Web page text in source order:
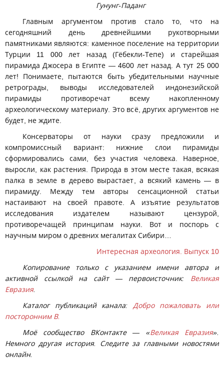
Гунунг-Паданг
Главным аргументом против стало то, что на
сегодняшний день древнейшими рукотворными
памятниками являются: каменное поселение на территории
Турции 11 000 лет назад (Гёбекли-Тепе) и старейшая
пирамида Джосера в Египте — 4600 лет назад. А тут 25 000
лет! Понимаете, пытаются быть убедительными научные
ретрограды, выводы исследователей индонезийской
пирамиды противоречат всему накопленному
археологическому материалу. Это всё, других аргументов не
будет, не ждите.
Консерваторы от науки сразу предложили и
компромиссный вариант: нижние слои пирамиды
сформировались сами, без участия человека. Наверное,
выросли, как растения. Природа в этом месте такая, всякая
палка в земле в дерево вырастает, а всякий камень — в
пирамиду. Между тем авторы сенсационной статьи
настаивают на своей правоте. А изъятие результатов
исследования издателем называют цензурой,
противоречащей принципам науки. Вот и поспорь с
научным миром о древних мегалитах Сибири…
Интересная археология. Выпуск 10
Копирование только с указанием имени автора и
активной ссылкой на сайт — первоисточник: Великая
Евразия.
Каталог публикаций канала: Добро пожаловать или
посторонним В.
Моё сообщество ВКонтакте — «Великая Евразия».
Немного другая история.
Следите за главными новостями
онлайн.